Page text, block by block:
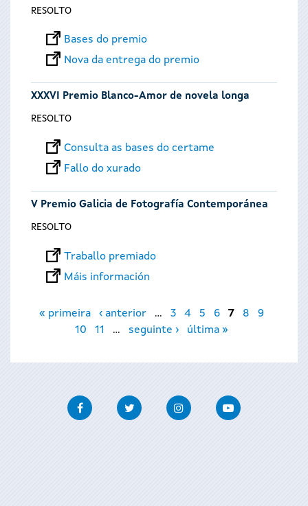
RESOLTO
Bases do premio
Nova da entrega do premio
XXXVI Premio Blanco-Amor de novela longa
RESOLTO
Consulta as bases do certame
Fallo do xurado
V Premio Galicia de Fotografía Contemporánea
RESOLTO
Traballo premiado
Máis información
Páxinas
« primeira ‹ anterior … 3 4 5 6 7 8
9
10
11 … seguinte › última »
FacebookTwitter InstagramYoutube